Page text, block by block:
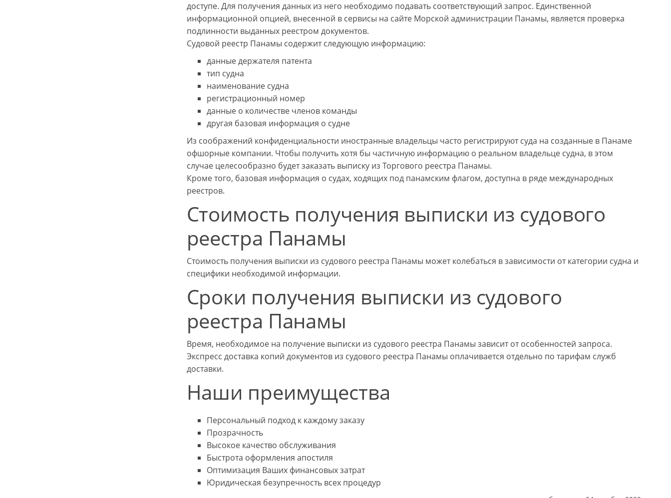
доступе. Для получения данных из него необходимо подавать соответствующий запрос. Единственной
информационной опцией, внесенной в сервисы на сайте Морской администрации Панамы, является проверка
подлинности выданных реестром документов.
Судовой реестр Панамы содержит следующую информацию:
данные держателя патента
тип судна
наименование судна
регистрационный номер
данные о количестве членов команды
другая базовая информация о судне
Из соображений конфиденциальности иностранные владельцы часто регистрируют суда на созданные в Панаме
офшорные компании. Чтобы получить хотя бы частичную информацию о реальном владельце судна, в этом
случае целесообразно будет заказать выписку из Торгового реестра Панамы.
Кроме того, базовая информация о судах, ходящих под панамским флагом, доступна в ряде международных
реестров.
Стоимость получения выписки из судового
реестра Панамы
Стоимость получения выписки из судового реестра Панамы может колебаться в зависимости от категории судна и
специфики необходимой информации.
Сроки получения выписки из судового
реестра Панамы
Время, необходимое на получение выписки из судового реестра Панамы зависит от особенностей запроса.
Экспресс доставка копий документов из судового реестра Панамы оплачивается отдельно по тарифам служб
доставки.
Наши преимущества
Персональный подход к каждому заказу
Прозрачность
Высокое качество обслуживания
Быстрота оформления апостиля
Оптимизация Ваших финансовых затрат
Юридическая безупречность всех процедур